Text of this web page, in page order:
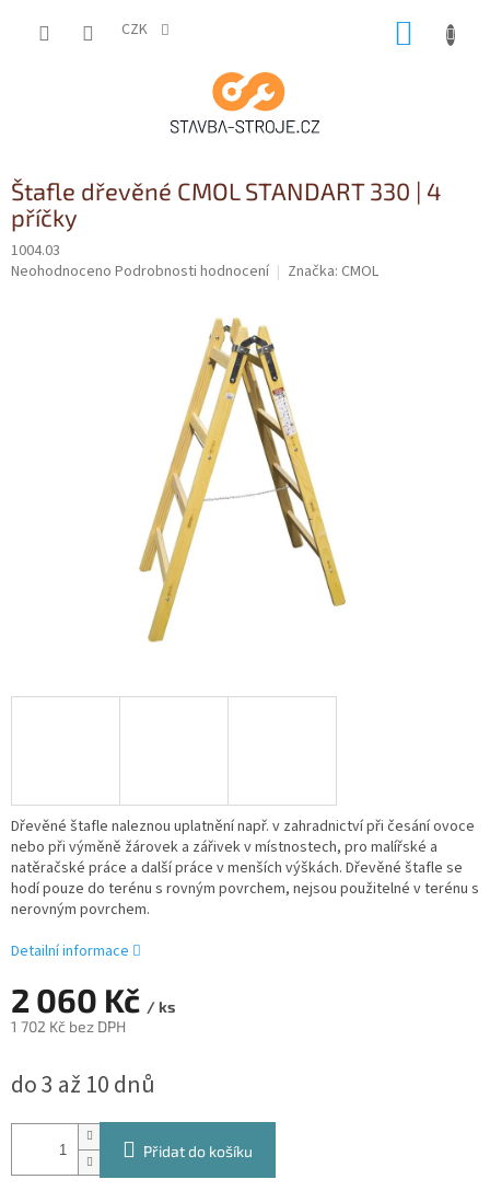
CZK
Štafle dřevěné CMOL STANDART 330 | 4
příčky
1004.03
Průměrné
Neohodnoceno Podrobnosti hodnocení Značka: CMOL
2 060 Kč / ks
1 702 Kč bez DPH
cena:
do 3 až 10 dnů
Přidat do košíku
Dřevěné štafle naleznou uplatnění např. v zahradnictví při česání ovoce
nebo při výměně žárovek a zářivek v místnostech, pro malířské a
natěračské práce a další práce v menších výškách. Dřevěné štafle se
hodí pouze do terénu s rovným povrchem, nejsou použitelné v terénu s
nerovným povrchem.
Detailní informace